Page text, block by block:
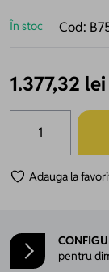
În stoc Cod:
1.377,32 lei
Adauga la
pentru